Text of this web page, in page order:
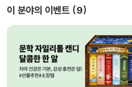
이 분야의 이벤트 9